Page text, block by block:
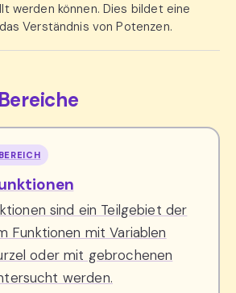
werden können. Dies bildet eine
Verständnis von Potenzen.
sind ein Teilgebiet der
Funktionen mit Variablen
oder mit gebrochenen
werden.